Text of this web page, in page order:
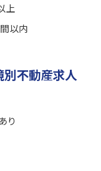
上
以内
不動産求人
り